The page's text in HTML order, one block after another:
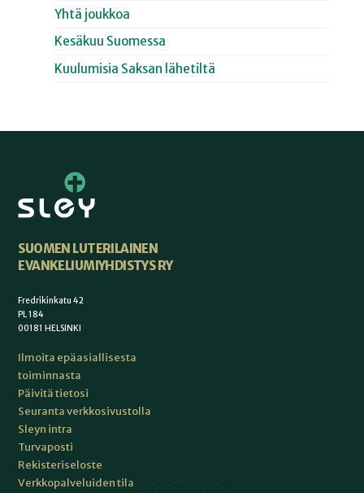
Yhtä joukkoa
Kesäkuu Suomessa
Kuulumisia Saksan lähetiltä
SUOMEN LUTERILAINEN
EVANKELIUMIYHDISTYS RY
Fredrikinkatu 42
PL 184
00181 HELSINKI
Ilmoita epäasiallisesta
toiminnasta
Päivitä tietosi
Seuranta verkkosivustolla
Sleyn intra
Turvaposti
Rekisteriseloste
Verkkopalveluiden tila